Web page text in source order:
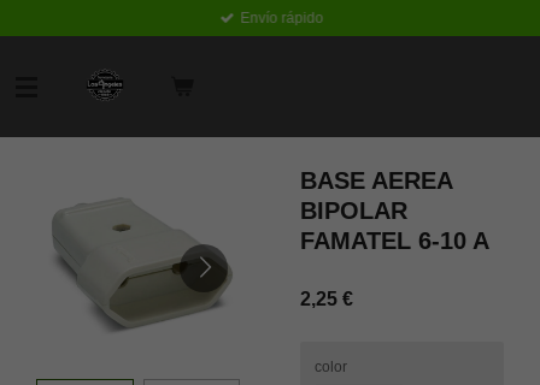
Envío rápido
BASE AEREA
BIPOLAR
FAMATEL 6-10 A
2,25 €
color